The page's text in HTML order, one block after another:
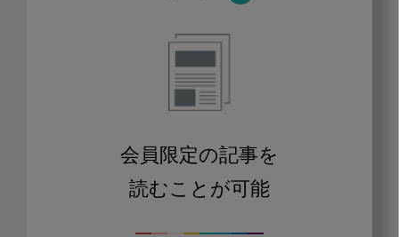
会員限定の記事を
読むことが可能